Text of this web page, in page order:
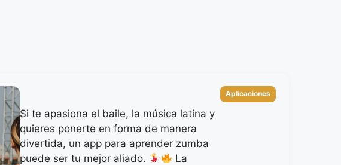
Si te apasiona el baile, la música latina y
quieres ponerte en forma de manera
divertida, un app para aprender zumba
puede ser tu mejor aliado.
La
Categorías
Aplicaciones